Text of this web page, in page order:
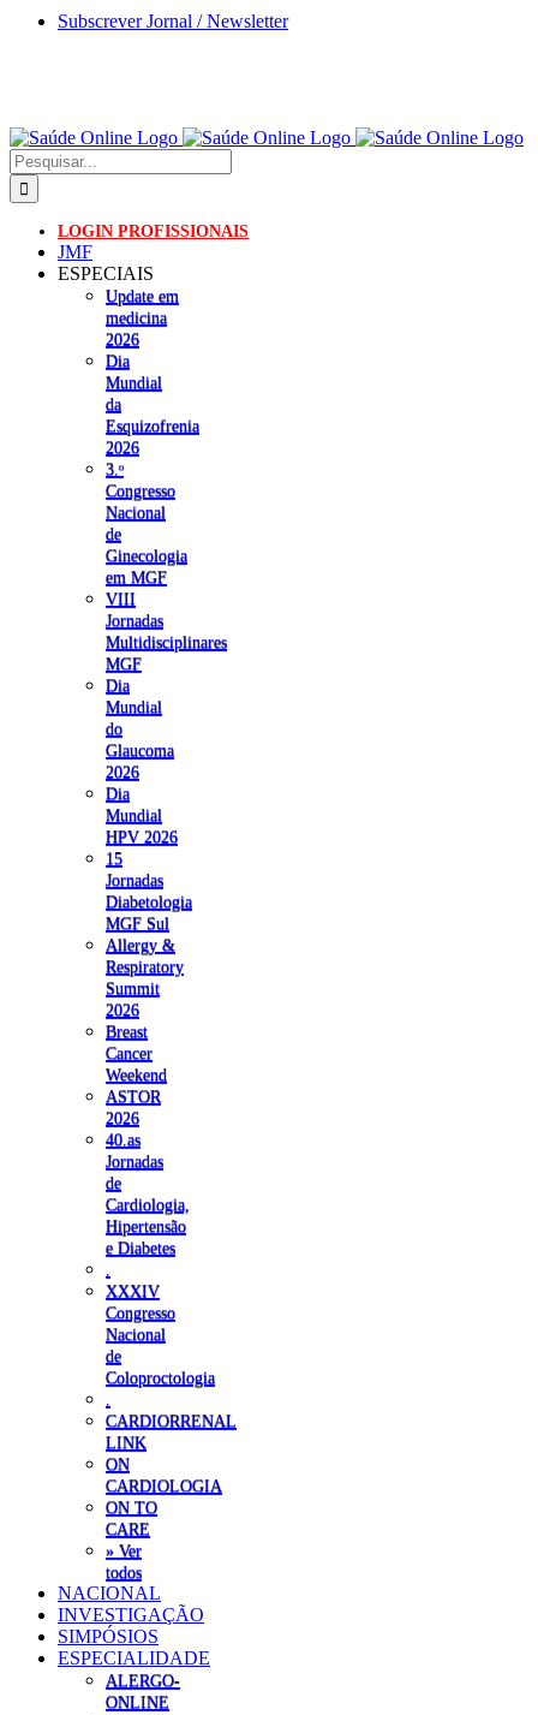
Skip
Subscrever Jornal / Newsletter
Pesquisar
LOGIN PROFISSIONAIS
JMF
ESPECIAIS
Update em
medicina
2026
Dia
Mundial
da
Esquizofrenia
2026
3.ᵒ
Congresso
Nacional
de
Ginecologia
em MGF
VIII
Jornadas
Multidisciplinares
MGF
Dia
Mundial
do
Glaucoma
2026
Dia
Mundial
HPV 2026
15
Jornadas
Diabetologia
MGF Sul
Allergy &
Respiratory
Summit
2026
Breast
Cancer
Weekend
ASTOR
2026
40.as
Jornadas
de
Cardiologia,
Hipertensão
e Diabetes
XXXIV
Congresso
Nacional
de
Coloproctologia
CARDIORRENAL
LINK
ON
CARDIOLOGIA
ON TO
CARE
» Ver
todos
NACIONAL
INVESTIGAÇÃO
SIMPÓSIOS
ESPECIALIDADE
ALERGO-
ONLINE